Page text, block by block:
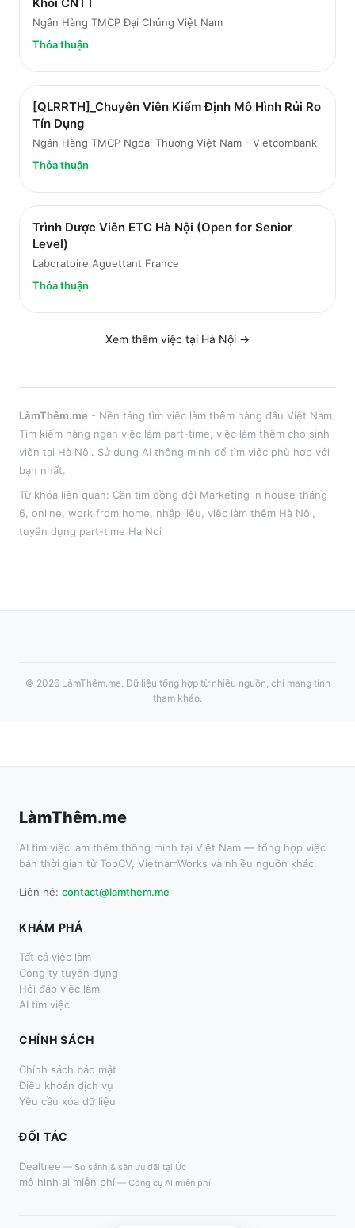
Ngân Hàng TMCP Đại Chúng Việt Nam
Thỏa thuận
[QLRRTH]_Chuyên Viên Kiểm Định Mô Hình Rủi Ro
Tín Dụng
Ngân Hàng TMCP Ngoại Thương Việt Nam - Vietcombank
Thỏa thuận
Trình Dược Viên ETC Hà Nội (Open for Senior
Level)
Laboratoire Aguettant France
Thỏa thuận
Xem thêm việc tại Hà Nội →
LàmThêm.me - Nền tảng tìm việc làm thêm hàng đầu Việt Nam.
Tìm kiếm hàng ngàn việc làm part-time, việc làm thêm cho sinh
viên tại Hà Nội. Sử dụng AI thông minh để tìm việc phù hợp với
bạn nhất.
Từ khóa liên quan: Cần tìm đồng đội Marketing in house tháng
6 online, work from home, nhập liệu , việc làm thêm Hà Nội
tuyển dụng part-time Ha Noi
© 2026 LàmThêm.me. Dữ liệu tổng hợp từ nhiều nguồn, chỉ mang tính
tham khảo.
LàmThêm.me
AI tìm việc làm thêm thông minh tại Việt Nam — tổng hợp việc
bán thời gian từ TopCV, VietnamWorks và nhiều nguồn khác.
Liên hệ: contact@lamthem.me
KHÁM PHÁ
Tất cả việc làm
Công ty tuyển dụng
Hỏi đáp việc làm
AI tìm việc
CHÍNH SÁCH
Chính sách bảo mật
Điều khoản dịch vụ
Yêu cầu xóa dữ liệu
ĐỐI TÁC
Dealtree — So sánh & săn ưu đãi tại Úc
mô hình ai miễn phí — Công cụ AI miễn phí